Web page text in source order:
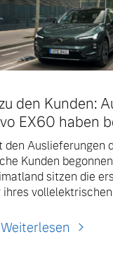
den Kunden:
EX60 haben
den Auslieferungen
Kunden
sitzen die
Weiterlesen